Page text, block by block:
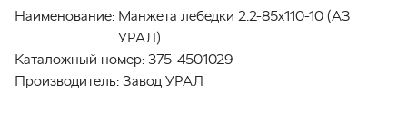
Наименование: Манжета лебедки 2.2-85х110-10 (АЗ
УРАЛ)
Каталожный номер: 375-4501029
Производитель: Завод УРАЛ